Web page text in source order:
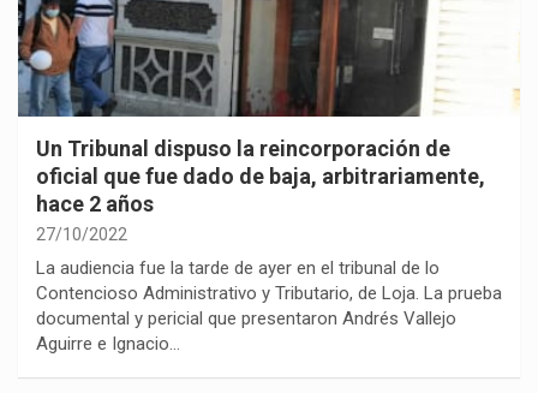
Un Tribunal dispuso la reincorporación de
oficial que fue dado de baja, arbitrariamente,
hace 2 años
27/10/2022
La audiencia fue la tarde de ayer en el tribunal de lo
Contencioso Administrativo y Tributario, de Loja. La prueba
documental y pericial que presentaron Andrés Vallejo
Aguirre e Ignacio…